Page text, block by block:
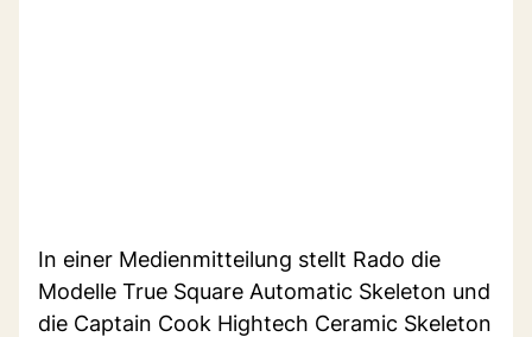
In einer Medienmitteilung stellt Rado die
Modelle True Square Automatic Skeleton und
die Captain Cook Hightech Ceramic Skeleton